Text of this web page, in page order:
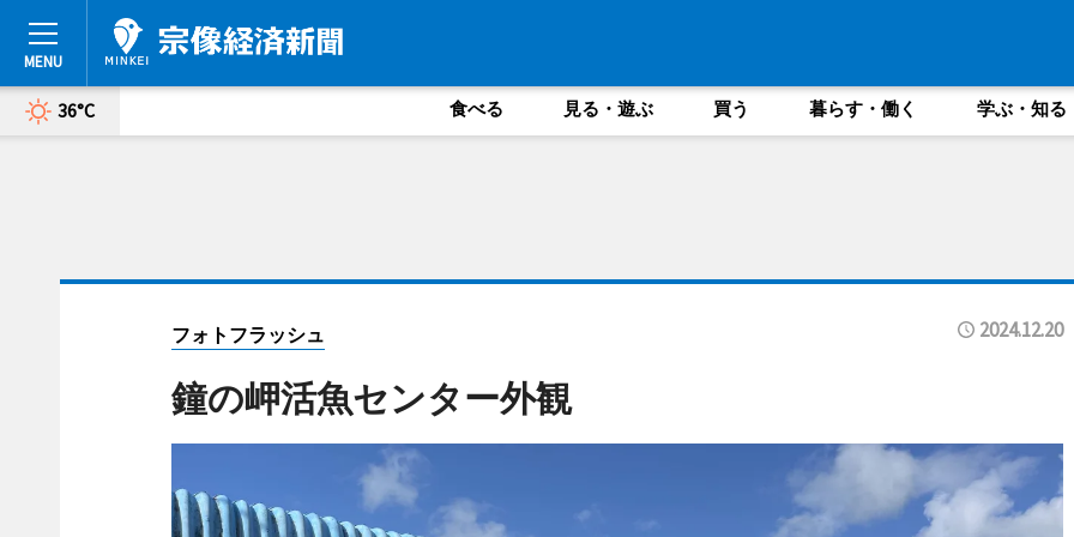
36°C 食べる 見る・遊ぶ 買う 暮らす・働く 学ぶ・知る
フォトフラッシュ 2024.12.20
鐘の岬活魚センター外観